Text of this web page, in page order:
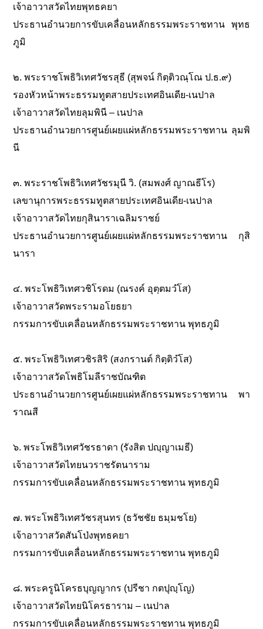
เจ้าอาวาสวัดไทยพุทธคยา
ประธานอำนวยการขับเคลื่อนหลักธรรมพระราชทาน พุทธ
ภูมิ
๒. พระราชโพธิวิเทศวัชรสุธี (สุพจน์ กิตฺติวณฺโณ ป.ธ.๙)
รองหัวหน้าพระธรรมทูตสายประเทศอินเดีย-เนปาล
เจ้าอาวาสวัดไทยลุมพินี – เนปาล
ประธานอำนวยการศูนย์เผยแผ่หลักธรรมพระราชทาน ลุมพิ
นี
๓. พระราชโพธิวิเทศวัชรมุนี วิ. (สมพงศ์ ญาณธีโร)
เลขานุการพระธรรมทูตสายประเทศอินเดีย-เนปาล
เจ้าอาวาสวัดไทยกุสินาราเฉลิมราชย์
ประธานอำนวยการศูนย์เผยแผ่หลักธรรมพระราชทาน กุสิ
นารา
๔. พระโพธิวิเทศวชิโรดม (ณรงค์ อุตฺตมวํโส)
เจ้าอาวาสวัดพระรามอโยธยา
กรรมการขับเคลื่อนหลักธรรมพระราชทาน พุทธภูมิ
๕. พระโพธิวิเทศวชิรสิริ (สงกรานต์ กิตฺติวํโส)
เจ้าอาวาสวัดโพธิโมลีราชบัณฑิต
ประธานอำนวยการศูนย์เผยแผ่หลักธรรมพระราชทาน พา
ราณสี
๖. พระโพธิวิเทศวัชรธาดา (รังสิต ปญฺญาเมธี)
เจ้าอาวาสวัดไทยนวราชรัตนาราม
กรรมการขับเคลื่อนหลักธรรมพระราชทาน พุทธภูมิ
๗. พระโพธิวิเทศวัชรสุนทร (ธวัชชัย ธมฺมชโย)
เจ้าอาวาสวัดสันโป่งพุทธคยา
กรรมการขับเคลื่อนหลักธรรมพระราชทาน พุทธภูมิ
๘. พระครูนิโครธบุญญากร (ปรีชา กตปุญฺโญ)
เจ้าอาวาสวัดไทยนิโครธาราม – เนปาล
กรรมการขับเคลื่อนหลักธรรมพระราชทาน พุทธภูมิ